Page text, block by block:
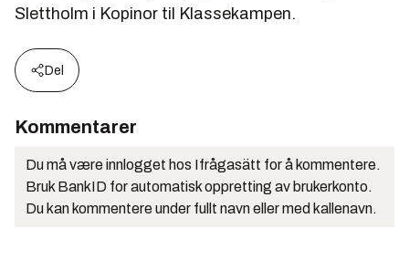
Slettholm i Kopinor til Klassekampen.
Del
Kommentarer
Du må være innlogget hos Ifrågasätt for å kommentere.
Bruk BankID for automatisk oppretting av brukerkonto.
Du kan kommentere under fullt navn eller med kallenavn.